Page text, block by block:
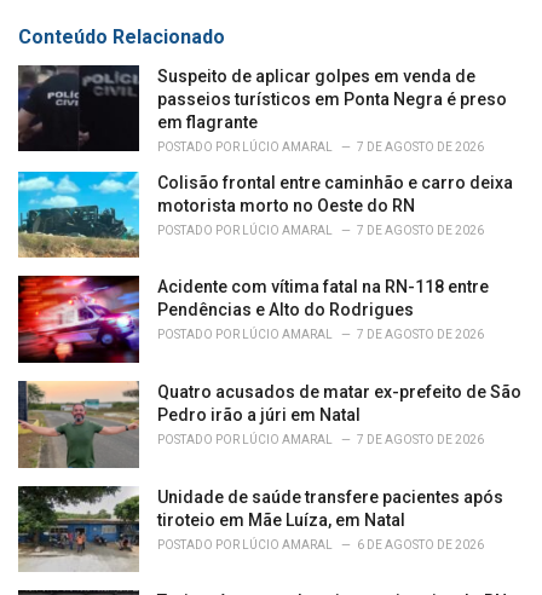
i
e
s
:
Conteúdo Relacionado
Suspeito de aplicar golpes em venda de
passeios turísticos em Ponta Negra é preso
em flagrante
POSTADO POR LÚCIO AMARAL 7 DE AGOSTO DE 2026
Colisão frontal entre caminhão e carro deixa
motorista morto no Oeste do RN
POSTADO POR LÚCIO AMARAL 7 DE AGOSTO DE 2026
Acidente com vítima fatal na RN-118 entre
Pendências e Alto do Rodrigues
POSTADO POR LÚCIO AMARAL 7 DE AGOSTO DE 2026
Quatro acusados de matar ex-prefeito de São
Pedro irão a júri em Natal
POSTADO POR LÚCIO AMARAL 7 DE AGOSTO DE 2026
Unidade de saúde transfere pacientes após
tiroteio em Mãe Luíza, em Natal
POSTADO POR LÚCIO AMARAL 6 DE AGOSTO DE 2026